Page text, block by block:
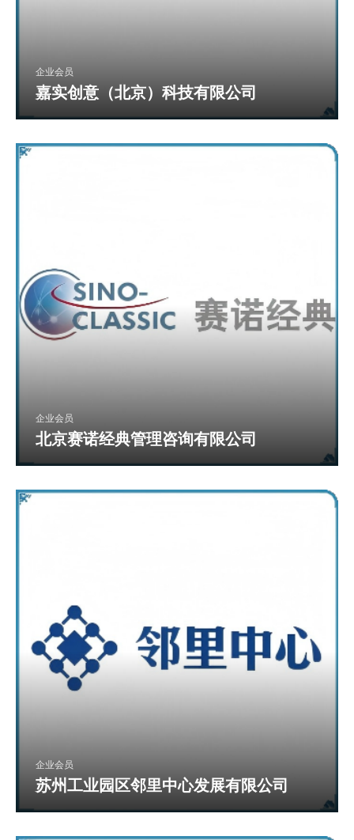
企业会员
嘉实创意（北京）科技有限公司
企业会员
北京赛诺经典管理咨询有限公司
企业会员
苏州工业园区邻里中心发展有限公司